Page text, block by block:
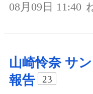
08月09日 11:40
山崎怜奈 サ
報告
23